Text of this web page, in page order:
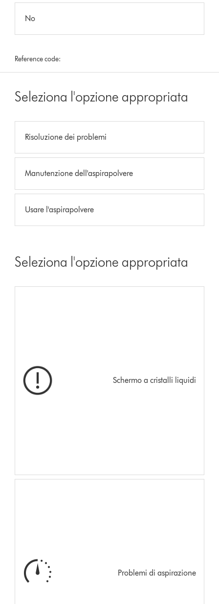
No
Reference code:
Seleziona l'opzione appropriata
Risoluzione dei problemi
Manutenzione dell'aspirapolvere
Usare l'aspirapolvere
Seleziona l'opzione appropriata
Schermo a cristalli liquidi
Problemi di aspirazione